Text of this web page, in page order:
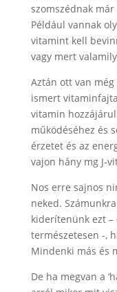
szomszédnak
Például vannak
vitamint kell
vagy mert
Aztán ott van még
ismert
vitamin
működéséhez és
érzetet és az
vajon hány mg J-
Nos erre sajnos
neked.
kiderítenünk ezt –
természetesen -,
Mindenki más és
De ha megvan a